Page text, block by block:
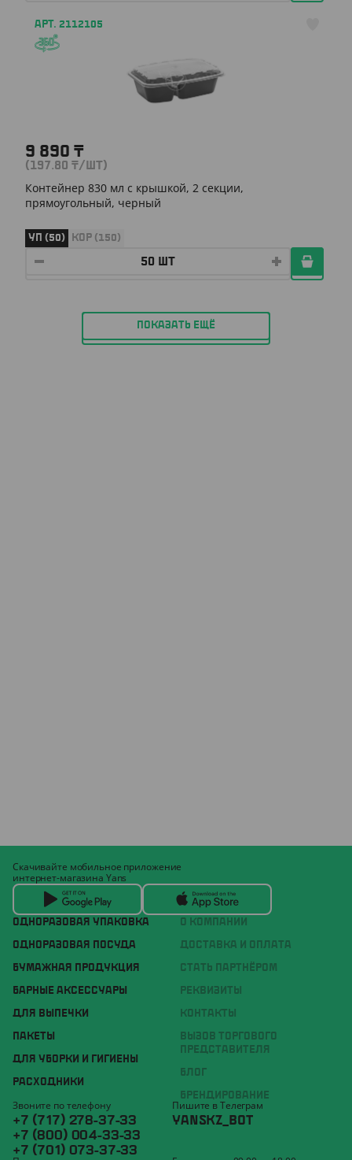
АРТ. 2112105
9 890 ₸
(197.80 ₸/ШТ)
Контейнер 830 мл с крышкой, 2 секции,
прямоугольный, черный
УП (50) КОР (150)
ПОКАЗАТЬ ЕЩЁ
ОДНОРАЗОВАЯ УПАКОВКА
ОДНОРАЗОВАЯ ПОСУДА
БУМАЖНАЯ ПРОДУКЦИЯ
БАРНЫЕ АКСЕССУАРЫ
ДЛЯ ВЫПЕЧКИ
ПАКЕТЫ
ДЛЯ УБОРКИ И ГИГИЕНЫ
РАСХОДНИКИ
О КОМПАНИИ
ДОСТАВКА И ОПЛАТА
СТАТЬ ПАРТНЁРОМ
РЕКВИЗИТЫ
КОНТАКТЫ
ВЫЗОВ ТОРГОВОГО
ПРЕДСТАВИТЕЛЯ
БЛОГ
БРЕНДИРОВАНИЕ
Скачивайте мобильное приложение
интернет-магазина Yans
Звоните по телефону
+7 (717) 278-37-33
+7 (800) 004-33-33
+7 (701) 073-37-33
Пишите в Телеграм
YANSKZ_BOT